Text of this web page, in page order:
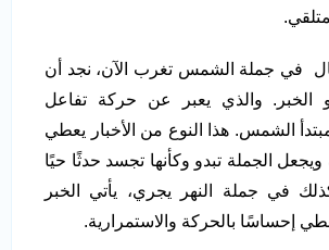
في جملة الشمس تغرب الآن، نجد أن
الخبر. والذي يعبر عن حركة تفاعل
الشمس. هذا النوع من الأخبار يعطي
ويجعل الجملة تبدو وكأنها تجسد حدثًا حيًا
في جملة النهر يجري، يأتي الخبر
إحساسًا بالحركة والاستمرارية.